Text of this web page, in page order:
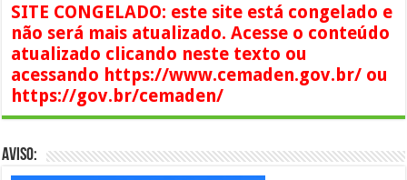
SITE CONGELADO: este site está congelado e
não será mais atualizado. Acesse o conteúdo
atualizado clicando neste texto ou
acessando https://www.cemaden.gov.br/ ou
https://gov.br/cemaden/
AVISO: